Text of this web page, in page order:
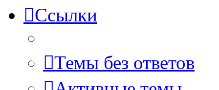
Ссылки
Темы без ответов